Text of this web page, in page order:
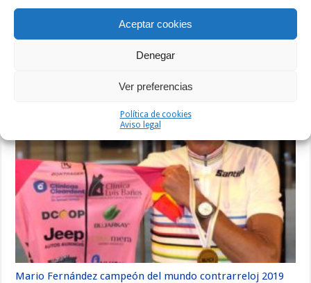
Aceptar cookies
Denegar
Ver preferencias
Política de cookies
Aviso legal
Vota por Guillermo Prieto para
las becas Titan Desert
Guarda tu bici en casa con estilo
Artículos relacionados
Mario Fernández campeón del mundo contrarreloj 2019